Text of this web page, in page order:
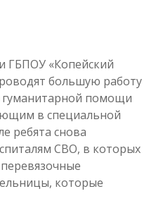
ГБПОУ «Копейский
большую работу
помощи
в специальной
ребята снова
СВО, в которых
которые